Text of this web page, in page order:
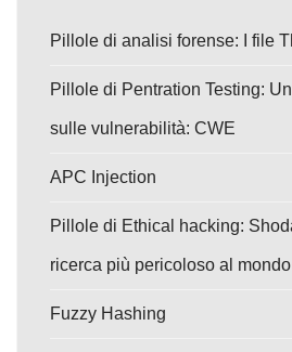
Pillole di analisi forense: I file
Pillole di Pentration Testing:
sulle vulnerabilità: CWE
APC Injection
Pillole di Ethical hacking:
ricerca più pericoloso al mondo
Fuzzy Hashing